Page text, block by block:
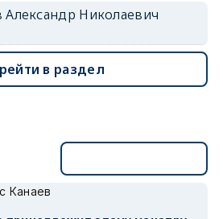
Николаевич
в раздел
Канаев